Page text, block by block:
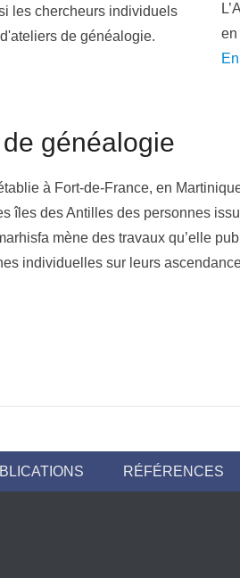
les chercheurs individuels
de généalogie.
en
généalogie
à Fort-de-France, en
îles des Antilles des personnes
mène des travaux qu’elle
individuelles sur leurs
RÉFÉRENCES